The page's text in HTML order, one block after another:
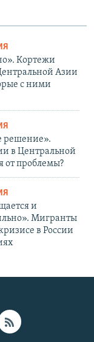
Кортежи
Азии
с ними
решение».
в Центральной
от проблемы?
и
Мигранты
в России